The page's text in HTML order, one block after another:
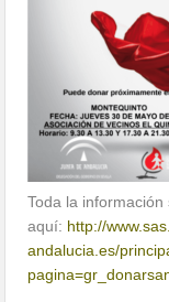
Toda la
aquí: http://
andalucia.es/